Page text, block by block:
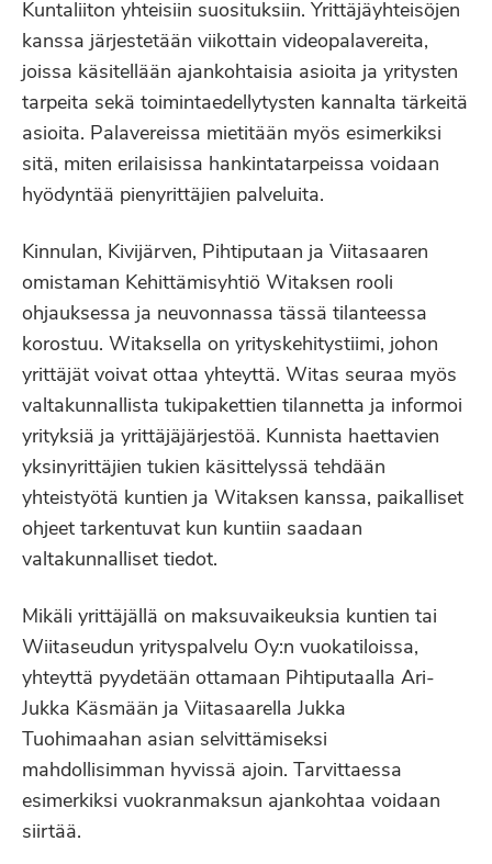
Kuntaliiton yhteisiin suosituksiin. Yrittäjäyhteisöjen
kanssa järjestetään viikottain videopalavereita,
joissa käsitellään ajankohtaisia asioita ja yritysten
tarpeita sekä toimintaedellytysten kannalta tärkeitä
asioita. Palavereissa mietitään myös esimerkiksi
sitä, miten erilaisissa hankintatarpeissa voidaan
hyödyntää pienyrittäjien palveluita.
Kinnulan, Kivijärven, Pihtiputaan ja Viitasaaren
omistaman Kehittämisyhtiö Witaksen rooli
ohjauksessa ja neuvonnassa tässä tilanteessa
korostuu. Witaksella on yrityskehitystiimi, johon
yrittäjät voivat ottaa yhteyttä. Witas seuraa myös
valtakunnallista tukipakettien tilannetta ja informoi
yrityksiä ja yrittäjäjärjestöä. Kunnista haettavien
yksinyrittäjien tukien käsittelyssä tehdään
yhteistyötä kuntien ja Witaksen kanssa, paikalliset
ohjeet tarkentuvat kun kuntiin saadaan
valtakunnalliset tiedot.
Mikäli yrittäjällä on maksuvaikeuksia kuntien tai
Wiitaseudun yrityspalvelu Oy:n vuokatiloissa,
yhteyttä pyydetään ottamaan Pihtiputaalla Ari-
Jukka Käsmään ja Viitasaarella Jukka
Tuohimaahan asian selvittämiseksi
mahdollisimman hyvissä ajoin. Tarvittaessa
esimerkiksi vuokranmaksun ajankohtaa voidaan
siirtää.